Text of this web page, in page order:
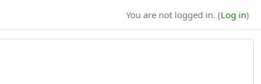
You are not logged in. (Log in)